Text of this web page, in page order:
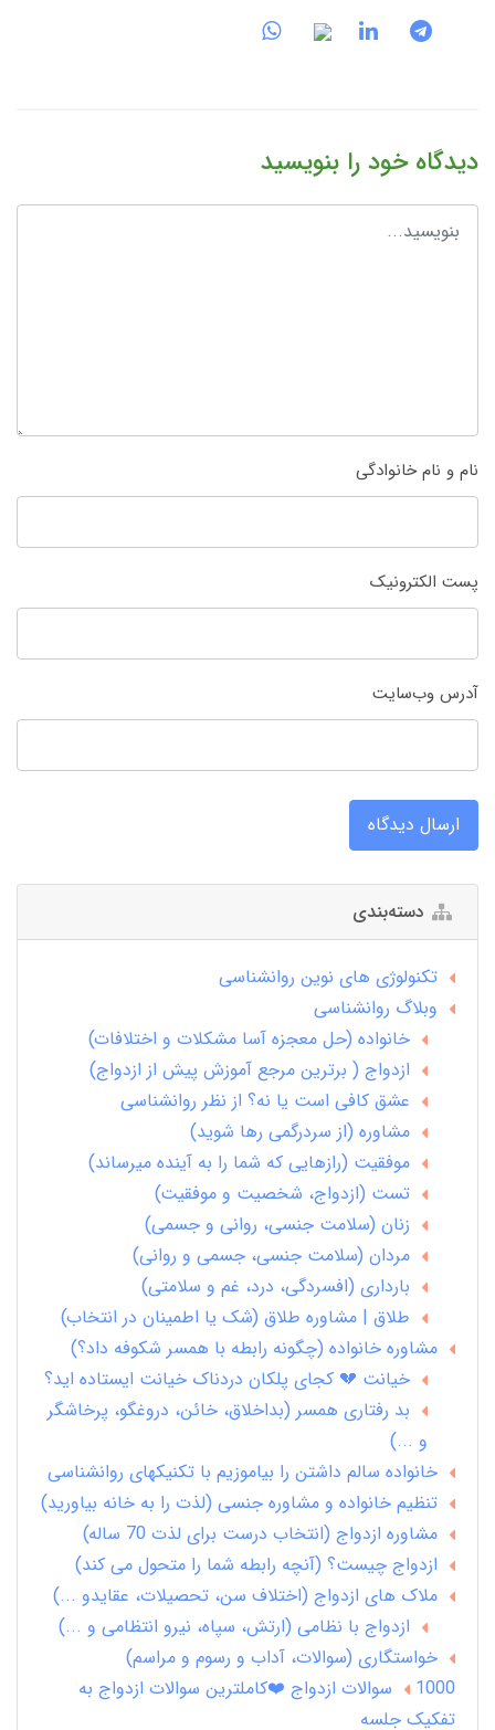
دیدگاه خود را بنویسید
نام و نام خانوادگی
پست الکترونیک
آدرس وب‌سایت
ارسال دیدگاه
دسته‌بندی
تکنولوژی های نوین روانشناسی
وبلاگ روانشناسی
خانواده (حل معجزه آسا مشکلات و اختلافات)
ازدواج ( برترین مرجع آموزش پیش از ازدواج)
عشق کافی است یا نه؟ از نظر روانشناسی
مشاوره (از سردرگمی رها شوید)
موفقیت (رازهایی که شما را به آینده میرساند)
تست (ازدواج، شخصیت و موفقیت)
زنان (سلامت جنسی، روانی و جسمی)
مردان (سلامت جنسی، جسمی و روانی)
بارداری (افسردگی، درد، غم و سلامتی)
طلاق | مشاوره طلاق (شک یا اطمینان در انتخاب)
مشاوره خانواده (چگونه رابطه با همسر شکوفه داد؟)
خیانت 💔 کجای پلکان دردناک خیانت ایستاده اید؟
بد رفتاری همسر (بداخلاق، خائن، دروغگو، پرخاشگر
و ...)
خانواده سالم داشتن را بیاموزیم با تکنیکهای روانشناسی
تنظیم خانواده و مشاوره جنسی (لذت را به خانه بیاورید)
مشاوره ازدواج (انتخاب درست برای لذت 70 ساله)
ازدواج چیست؟ (آنچه رابطه شما را متحول می کند)
ملاک های ازدواج (اختلاف سن، تحصیلات، عقایدو ...)
ازدواج با نظامی (ارتش، سپاه، نیرو انتظامی و ...)
خواستگاری (سوالات، آداب و رسوم و مراسم)
1000 سوالات ازدواج ❤️کاملترین سوالات ازدواج به
تفکیک جلسه